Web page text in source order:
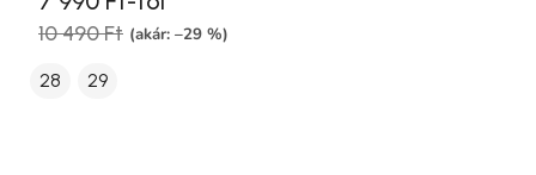
10 490 Ft (akár: –29 %)
28 29